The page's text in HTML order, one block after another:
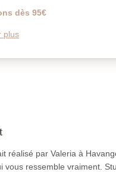
dès 95€
plus
réalisé par Valeria à
vous ressemble vraiment.